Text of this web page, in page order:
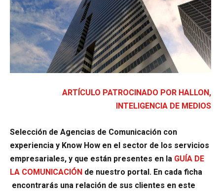
ARTÍCULO PATROCINADO POR HALLON,
INTELIGENCIA DE MEDIOS
Selección de Agencias de Comunicación con
experiencia y Know How en el sector de los servicios
empresariales, y que están presentes en la GUÍA DE
LA COMUNICACIÓN de nuestro portal. En cada ficha
encontrarás una relación de sus clientes en este